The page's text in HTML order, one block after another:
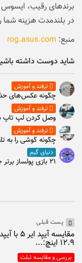
برندهای رقیب، ایسوس
در بلندمدت هزینه شما
منبع: rog.asus.com
شاید دوست داشته
ترفند و آموزش
چگونه عکس‌های
ترفند و آموزش
وصل كردن لپ تاپ به
ترفند و آموزش
چگونه گوشی را به
دنیای گیم
۲۱ بازی پولساز برتر جهان برای کسب درآمد از بازی
پست قبلی
مقایسه آیپد
۱۲.۹ اینچ:...
بررسی و مقایسه تبلت